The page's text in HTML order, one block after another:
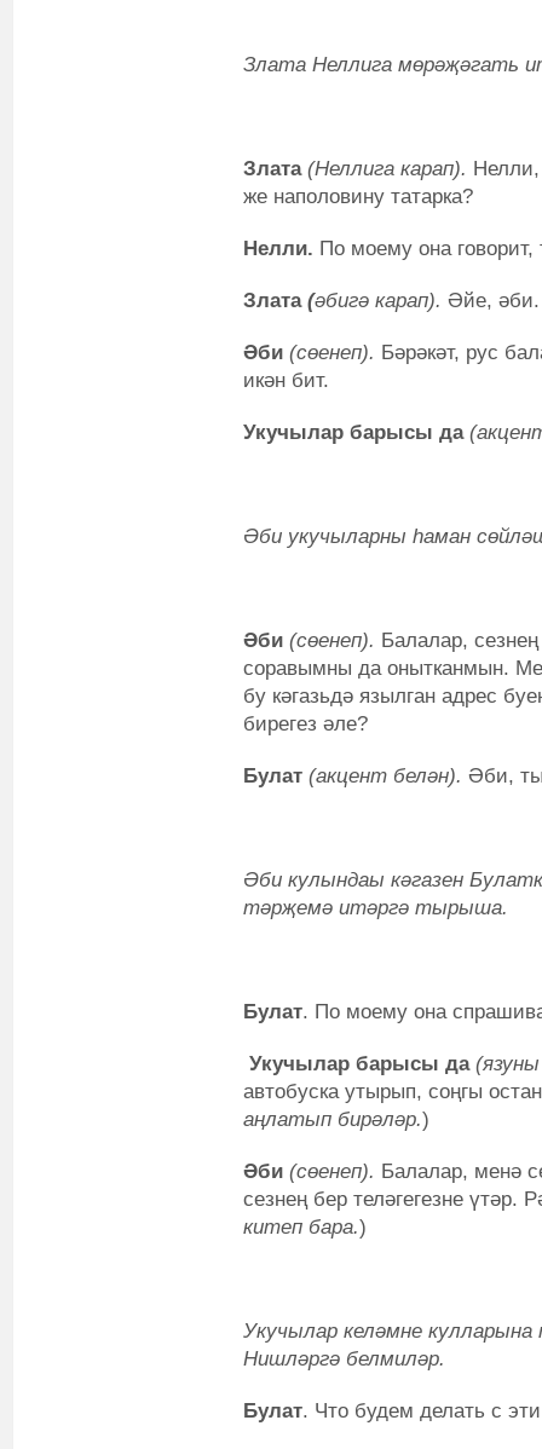
Злата Неллига мөрәҗәгать
Злата(Неллига карап).
же наполовину татарка?
Нелли. По моему она говорит,
Злата(әбигә карап). Әйе, әби.
Әби (сөенеп). Бәрәкәт, рус
икән бит.
Укучылар барысы да
Әби укучыларны һаман
Әби (сөенеп). Балалар,
соравымны да онытканмын.
бу кәгазьдә язылган адрес
бирегез әле?
Булат (акцент белән). Әби,
Әби кулындаы кәгазен
тәрҗемә итәргә тырыша.
Булат. По моему она
Укучылар барысы да
автобуска утырып, соңгы
аңлатып бирәләр.)
Әби (сөенеп). Балалар, менә
сезнең бер теләгегезне үтәр.
китеп бара.)
Укучылар келәмне
Нишләргә белмиләр.
Булат. Что будем делать с